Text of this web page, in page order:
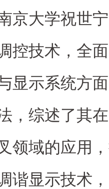
京大学祝世
控技术，全
显示系统方
，综述了其
领域的应用
谐显示技术